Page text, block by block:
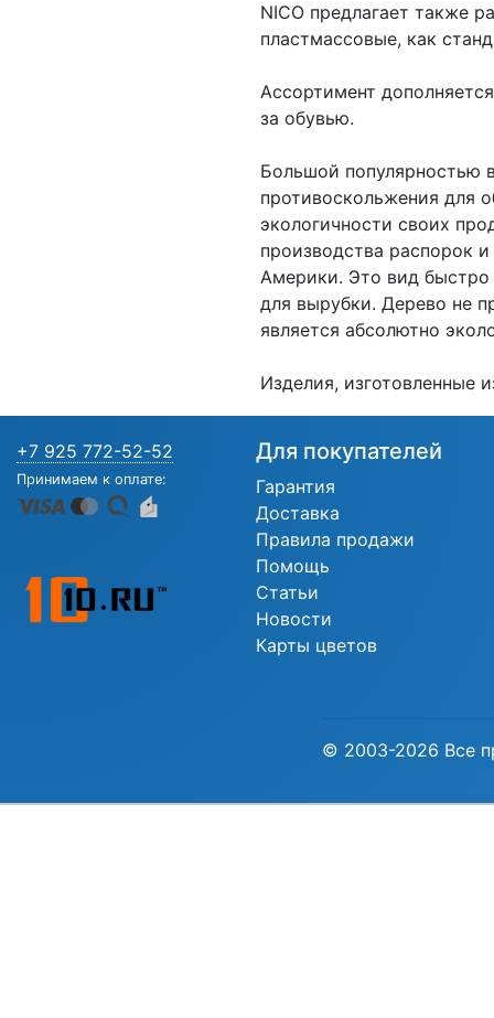
NICO предлагает также
пластмассовые, как
Ассортимент
за обувью.
Большой популярностью
противоскольжения для
экологичности своих
производства распорок
Америки. Это вид быстро
для вырубки. Дерево не
является абсолютно
Изделия, изготовленные
+7 925 772-52-52
Принимаем к оплате:
Для покупателей
Гарантия
Доставка
Правила продажи
Помощь
Статьи
Новости
Карты цветов
© 2003-2026 Все